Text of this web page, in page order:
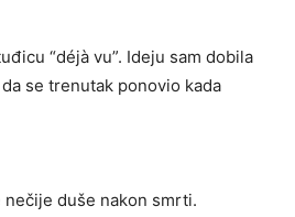
“déjà vu”. Ideju sam dobila
se trenutak ponovio kada
duše nakon smrti.